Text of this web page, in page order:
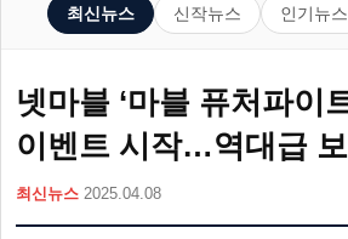
최신뉴스 신작뉴스 인기뉴스
넷마블 ‘마블 퓨처파이
이벤트 시작…역대급
최신뉴스 2025.04.08